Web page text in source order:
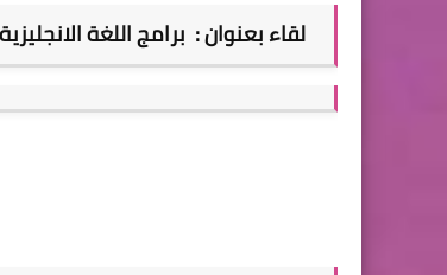
لقاء بعنوان : برامج اللغة